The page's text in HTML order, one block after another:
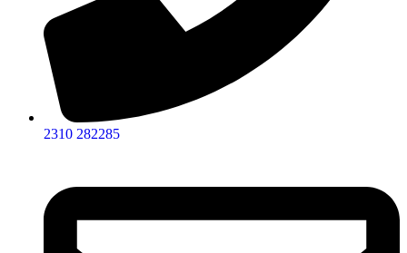
2310 282285